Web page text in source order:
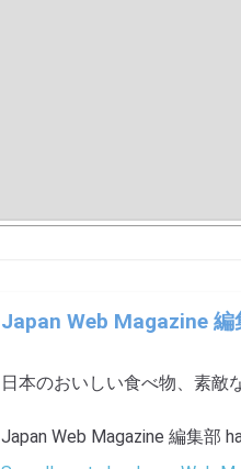
Japan Web Magazine 編
日本のおいしい食べ物、素敵
Japan Web Magazine 編集部